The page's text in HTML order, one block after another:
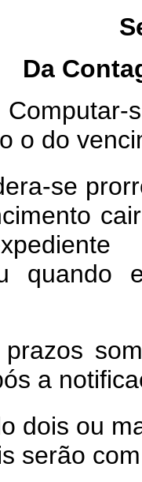
Da
se-
o do
se
a
dois ou
serão